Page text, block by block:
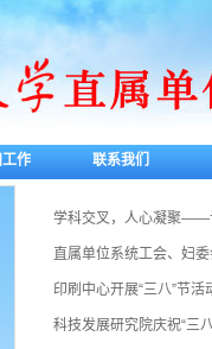
作 联系我们
学科交叉，人心凝聚——
直属单位系统工会、妇
印刷中心开展“三八”节活
科技发展研究院庆祝“三